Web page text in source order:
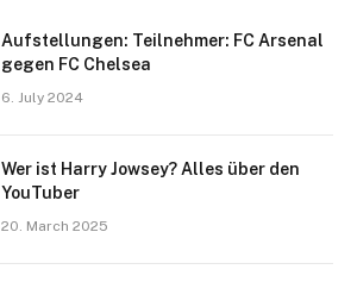
Aufstellungen: Teilnehmer: FC Arsenal
gegen FC Chelsea
6. July 2024
Wer ist Harry Jowsey? Alles über den
YouTuber
20. March 2025